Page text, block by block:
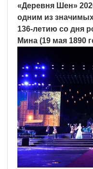
«Деревня Шен»
одним из
136-летию со дня
Мина (19 мая 1890